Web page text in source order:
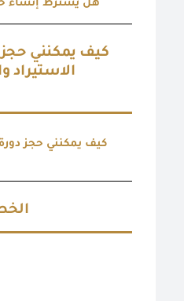
هل يشترط إنشاء
كيف يمكنني
الاستيراد
كيف يمكنني حجز